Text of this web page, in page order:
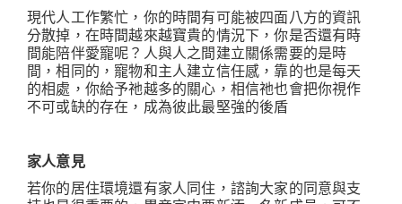
現代人工作繁忙，你的時間有可能被四面八方的資訊
分散掉，在時間越來越寶貴的情況下，你是否還有時
間能陪伴愛寵呢？人與人之間建立關係需要的是時
間，相同的，寵物和主人建立信任感，靠的也是每天
的相處，你給予祂越多的關心，相信祂也會把你視作
不可或缺的存在，成為彼此最堅強的後盾
家人意見
若你的居住環境還有家人同住，諮詢大家的同意與支